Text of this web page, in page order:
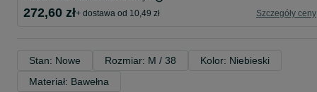
272,60 zł+ dostawa od 10,49 zł Szczegóły ceny
Stan: Nowe Rozmiar: M / 38
Kolor: Niebieski
Materiał: Bawełna